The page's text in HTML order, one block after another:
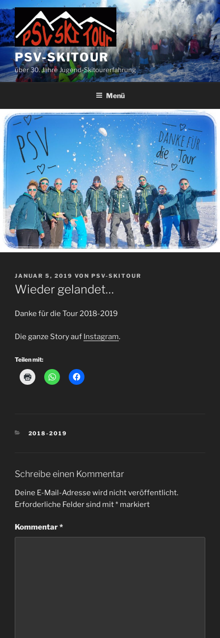
Zum
Inhalt
springen
PSV-SKITOUR
über 30. Jahre Jugend-Skitourerfahrung
Menü
VERÖFFENTLICHT
AM
JANUAR 5, 2019 VON PSV-SKITOUR
Wieder gelandet…
Danke für die Tour 2018-2019
Die ganze Story auf Instagram.
Teilen mit:
KATEGORIEN
2018-2019
Schreibe einen Kommentar
Deine E-Mail-Adresse wird nicht veröffentlicht.
Erforderliche Felder sind mit* markiert
Kommentar*